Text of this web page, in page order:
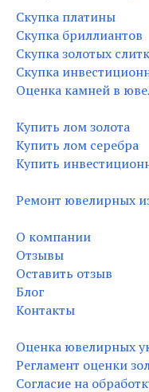
Скупка платины
Скупка бриллиантов
Скупка золотых
Скупка
Оценка камней в
Купить лом золота
Купить лом серебра
Купить
Ремонт ювелирных
О компании
Отзывы
Оставить отзыв
Блог
Контакты
Оценка ювелирных
Регламент оценки
Согласие на